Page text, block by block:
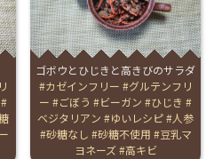
ゴボウとひじきと高きびのサラダ
Tags:
カゼインフリー
グルテンフリ
ー
ごぼう ビーガン
ひじき
ベジタリアン
ゆいレシピ
人参
砂糖なし
砂糖不使用
豆乳マ
ヨネーズ 高キビ